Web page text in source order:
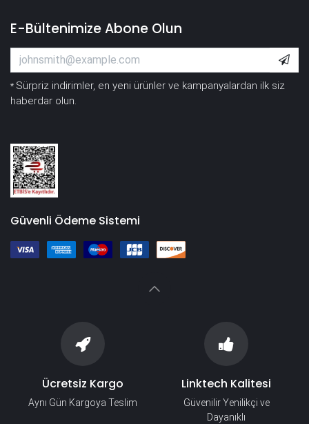
E-Bültenimize Abone Olun
* Sürpriz indirimler, en yeni ürünler ve kampanyalardan ilk siz
haberdar olun.
Güvenli Ödeme Sistemi
Ücretsiz Kargo
Aynı Gün Kargoya Teslim
Linktech Kalitesi
Güvenilir Yenilikçi ve
Dayanıklı